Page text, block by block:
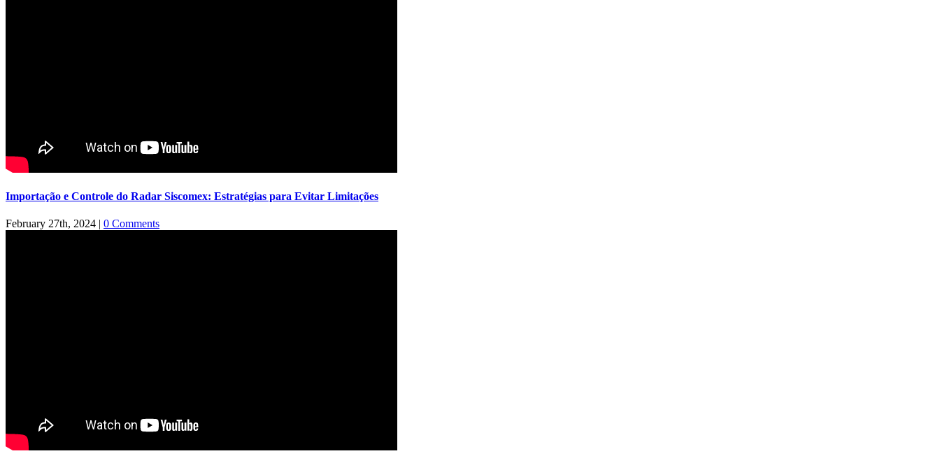
Importação e Controle do Radar Siscomex: Estratégias para Evitar Limitações
February 27th, 2024 | 0 Comments